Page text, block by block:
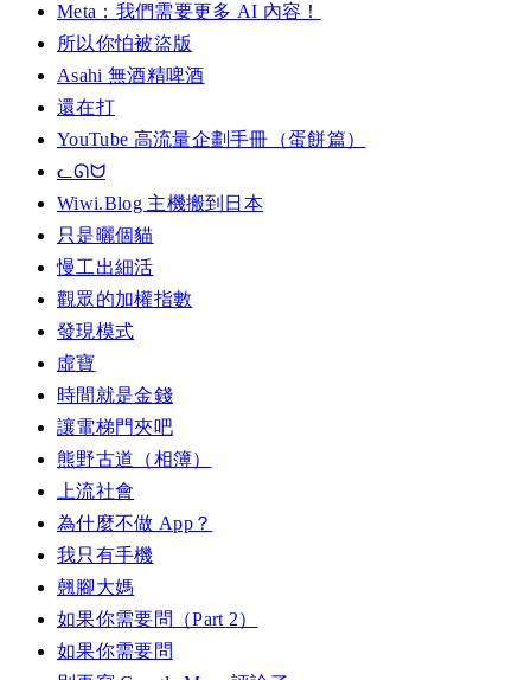
Meta：我們需要更多 AI 內容！
所以你怕被盜版
Asahi 無酒精啤酒
還在打
YouTube 高流量企劃手冊（蛋餅篇）
ᓚᘏᗢ
Wiwi.Blog 主機搬到日本
只是曬個貓
慢工出細活
觀眾的加權指數
發現模式
虛寶
時間就是金錢
讓電梯門夾吧
熊野古道（相簿）
上流社會
為什麼不做 App？
我只有手機
翹腳大媽
如果你需要問（Part 2）
如果你需要問